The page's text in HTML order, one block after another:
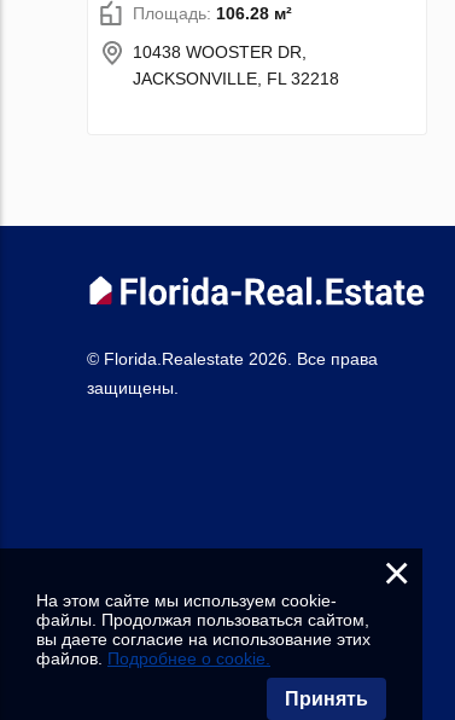
Площадь: 106.28 м²
10438 WOOSTER DR,
JACKSONVILLE, FL 32218
© Florida.Realestate 2026. Все права
защищены.
×
На этом сайте мы используем cookie-
файлы. Продолжая пользоваться сайтом,
вы даете согласие на использование этих
файлов. Подробнее о cookie.
Принять